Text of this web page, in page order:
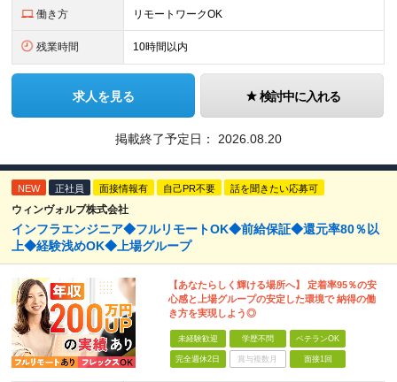
働き方 リモートワークOK
残業時間 10時間以内
求人を見る 検討中に入れる
掲載終了予定日： 2026.08.20
NEW 正社員 面接情報有 自己PR不要 話を聞きたい応募可
ウィンヴォルブ株式会社
インフラエンジニア◆フルリモートOK◆前給保証◆還元率80％以
上◆経験浅めOK◆上場グループ
【あなたらしく輝ける場所へ】 定着率95％の安
心感と上場グループの安定した環境で 納得の働
き方を実現しよう◎
未経験歓迎 学歴不問 ベテランOK
完全週休2日 賞与複数月 面接1回